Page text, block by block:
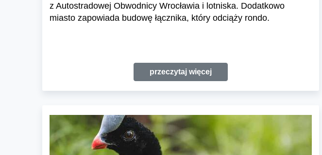
z Autostradowej Obwodnicy Wrocławia i lotniska. Dodatkowo
miasto zapowiada budowę łącznika, który odciąży rondo.
przeczytaj więcej